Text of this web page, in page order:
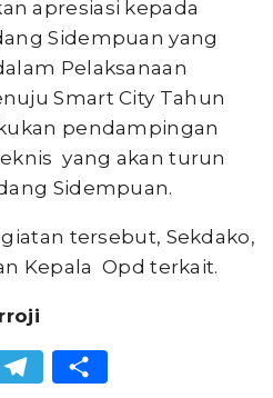
apresiasi kepada
Sidempuan yang
Pelaksanaan
Smart City Tahun
pendampingan
yang akan turun
Sidempuan.
tersebut, Sekdako,
Kepala Opd terkait.
Telegram